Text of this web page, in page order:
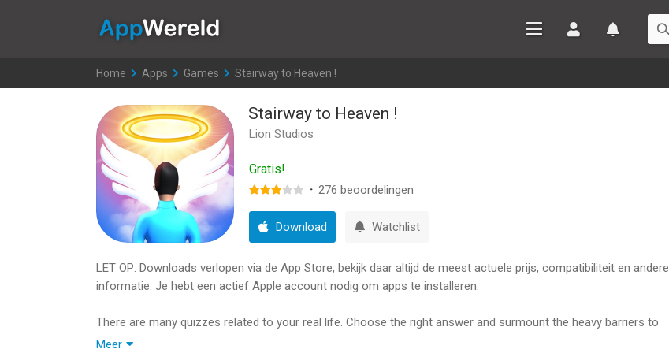
Home >
Apps >
Games >
Stairway to Heaven !
Stairway to Heaven !
Lion Studios
Gratis!
· 276 beoordelingen
Download Watchlist
LET OP: Downloads verlopen via de App Store, bekijk daar altijd de meest actuele prijs, compatibiliteit en andere
informatie. Je hebt een actief Apple account nodig om apps te installeren.
There are many quizzes related to your real life. Choose the right answer and surmount the heavy barriers to
reach heaven. Be intelligent and answer correctly in each life situation because you will be judged.
Meer